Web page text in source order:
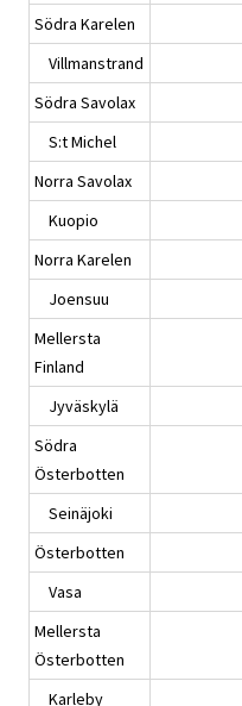
Södra Karelen
Villmanstrand
Södra Savolax
S:t Michel
Norra Savolax
Kuopio
Norra Karelen
Joensuu
Mellersta
Finland
Jyväskylä
Södra
Österbotten
Seinäjoki
Österbotten
Vasa
Mellersta
Österbotten
Karleby